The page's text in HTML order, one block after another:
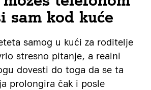
sam kod kuće
samog u kući za roditelje
stresno pitanje, a realni
dovesti do toga da se ta
prolongira čak i posle